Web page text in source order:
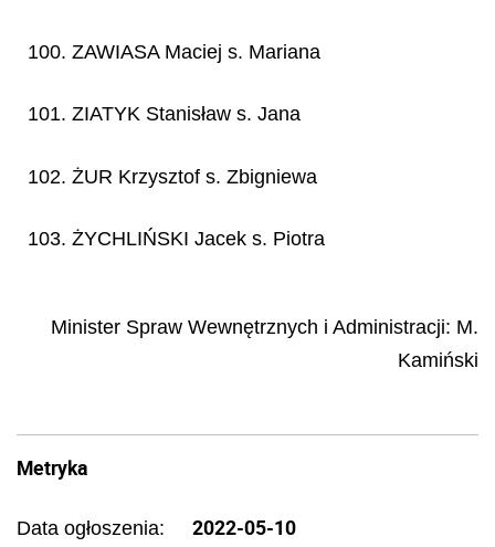
100. ZAWIASA Maciej s. Mariana
101. ZIATYK Stanisław s. Jana
102. ŻUR Krzysztof s. Zbigniewa
103. ŻYCHLIŃSKI Jacek s. Piotra
Minister Spraw Wewnętrznych i Administracji: M.
Kamiński
Metryka
Data ogłoszenia: 2022-05-10